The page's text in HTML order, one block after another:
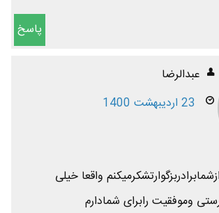
پاسخ
عبدالرضا
23 اردیبهشت 1400
واقعا خیلی
وموفقیت رابرای شمادارم